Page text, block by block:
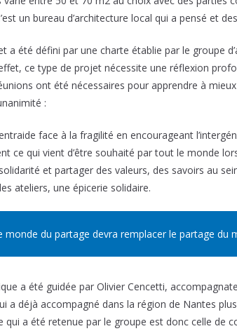
un bureau d’architecture local qui a pensé et
a été défini par une charte établie par le groupe
ce type de projet nécessite une réflexion
ont été nécessaires pour apprendre à
:
face à la fragilité en encourageant
ce qui vient d’être souhaité par tout le monde
et partager des valeurs, des savoirs au
ateliers, une épicerie solidaire.
monde du partage devra remplacer le partage du
a été guidée par Olivier Cencetti,
a déjà accompagné dans la région de Nantes
qui a été retenue par le groupe est donc celle de